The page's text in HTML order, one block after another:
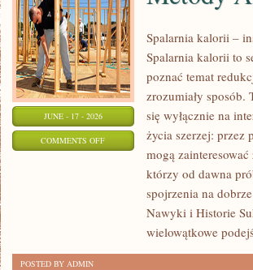
JUNE - 17 - 2026
COMMENTS OFFON
ALTERNATYWNE
Spalarnia kalorii –
Spalarnia kalorii to
poznać temat
zrozumiały
się wyłącznie na
życia szerzej: przez
mogą
którzy od dawna
spojrzenia na
Nawyki i Historie
wielowątkowe
POSTED BY ADMIN